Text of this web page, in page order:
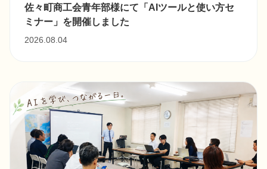
佐々町商工会青年部様にて「AIツールと使い方セ
ミナー」を開催しました
2026.08.04